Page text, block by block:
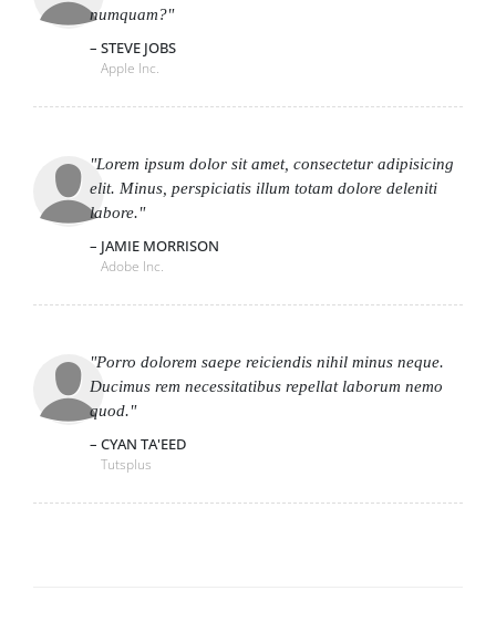
numquam?
STEVE JOBS
Apple Inc.
Lorem ipsum dolor sit amet, consectetur adipisicing
elit. Minus, perspiciatis illum totam dolore deleniti
labore.
JAMIE MORRISON
Adobe Inc.
Porro dolorem saepe reiciendis nihil minus neque.
Ducimus rem necessitatibus repellat laborum nemo
quod.
CYAN TA'EED
Tutsplus